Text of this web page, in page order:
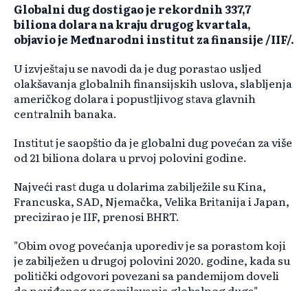
Globalni dug dostigao je rekordnih 337,7
biliona dolara na kraju drugog kvartala,
objavio je Međunarodni institut za finansije /IIF/.
U izvještaju se navodi da je dug porastao usljed
olakšavanja globalnih finansijskih uslova, slabljenja
američkog dolara i popustljivog stava glavnih
centralnih banaka.
Institut je saopštio da je globalni dug povećan za više
od 21 biliona dolara u prvoj polovini godine.
Najveći rast duga u dolarima zabilježile su Kina,
Francuska, SAD, Njemačka, Velika Britanija i Japan,
precizirao je IIF, prenosi BHRT.
"Obim ovog povećanja uporediv je sa porastom koji
je zabilježen u drugoj polovini 2020. godine, kada su
politički odgovori povezani sa pandemijom doveli